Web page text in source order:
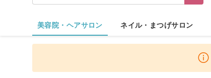
美容院・ヘアサロン ネイル・まつげサロン